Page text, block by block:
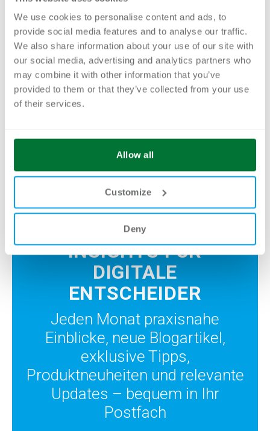
We use cookies to personalise content and ads, to
provide social media features and to analyse our traffic.
We also share information about your use of our site with
our social media, advertising and analytics partners who
may combine it with other information that you’ve
provided to them or that they’ve collected from your use
of their services.
Allow all
Customize
Deny
Sie wollen mehr zum Update erfahren? Oder
Sie interessieren sich dafür, wie BPM mit der
Camunda Plattform auch Ihnen helfen kann?
Dann kontaktieren Sie uns unverbindlich.
INSIGHTS FÜR
DIGITALE
ENTSCHEIDER
Jeden Monat praxisnahe
Einblicke, neue Blogartikel,
exklusive Tipps,
Produktneuheiten und relevante
Updates – bequem in Ihr
Postfach